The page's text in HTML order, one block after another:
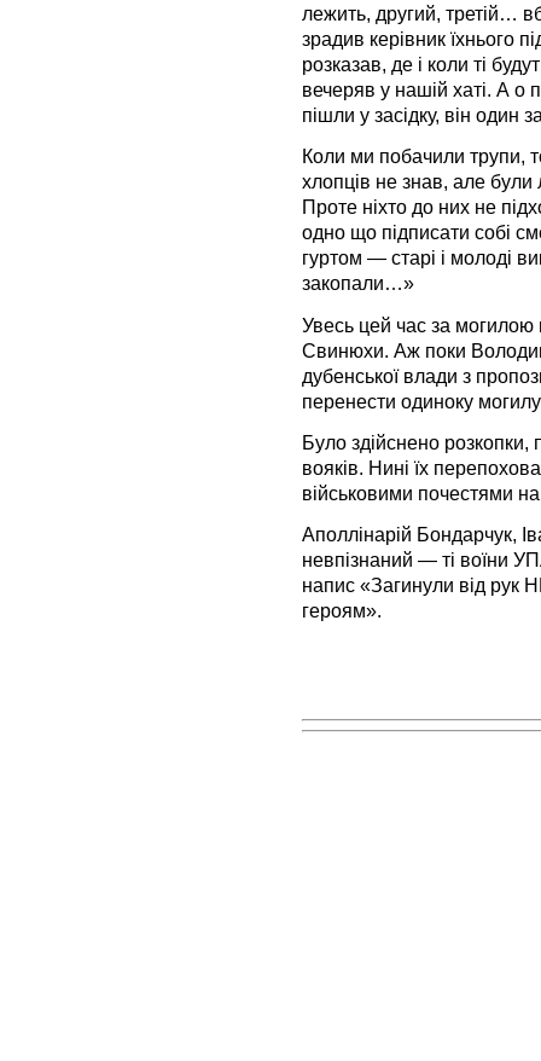
лежить, другий, третій…
зрадив керівник їхнього
розказав, де і коли ті
вечеряв у нашій хаті. А о
пішли у засідку, він один
Коли ми побачили трупи,
хлопців не знав, але були
Проте ніхто до них не
одно що підписати собі
гуртом — старі і молоді
закопали…»
Увесь цей час за могилою
Свинюхи. Аж поки
дубенської влади з
перенести одиноку
Було здійснено розкопки,
вояків. Нині їх
військовими почестями
Аполлінарій Бондарчук,
невпізнаний — ті воїни
напис «Загинули від рук
героям».